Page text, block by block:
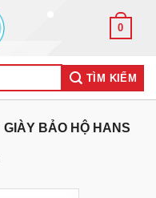
0
TÌM KIẾM
GIÀY BẢO HỘ HANS